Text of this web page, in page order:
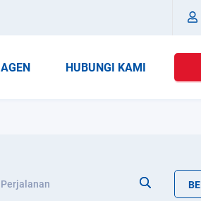
AGEN HUBUNGI KAMI
Perjalanan